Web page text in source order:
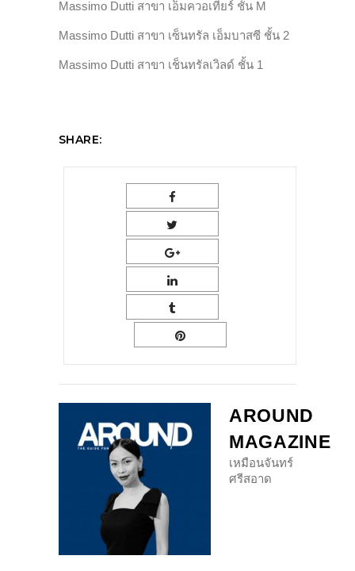
Massimo Dutti สาขา เอ็มควอเทียร์ ชั้น M
Massimo Dutti สาขา เซ็นทรัล เอ็มบาสซี ชั้น 2
Massimo Dutti สาขา เช็นทรัลเวิลด์ ชั้น 1
SHARE:
AROUND
MAGAZINE
เหมือนจันทร์
ศรีสอาด